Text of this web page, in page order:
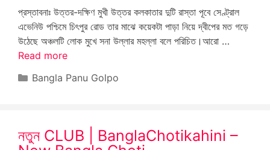
প্রস্তাবনাঃ উত্তর-দক্ষিণ মুখী উত্তর কলকাতার দুটি রাস্তা পূবে সেণ্ট্রাল
এভেনিউ পশ্চিমে চিৎপুর রোড তার মাঝে কয়েকটা পাড়া নিয়ে দ্বীপের মত গড়ে
উঠেছে অঞ্চলটি লোক মুখে সনা উল্লার মহল্লা বলে পরিচিত।আরো …
Read more
Categories
Bangla Panu Golpo
নতুন CLUB | BanglaChotikahini –